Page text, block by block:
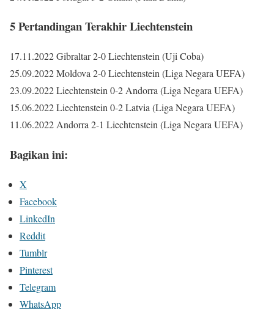
5 Pertandingan Terakhir Liechtenstein
17.11.2022 Gibraltar 2-0 Liechtenstein (Uji Coba)
25.09.2022 Moldova 2-0 Liechtenstein (Liga Negara UEFA)
23.09.2022 Liechtenstein 0-2 Andorra (Liga Negara UEFA)
15.06.2022 Liechtenstein 0-2 Latvia (Liga Negara UEFA)
11.06.2022 Andorra 2-1 Liechtenstein (Liga Negara UEFA)
Bagikan ini:
X
Facebook
LinkedIn
Reddit
Tumblr
Pinterest
Telegram
WhatsApp